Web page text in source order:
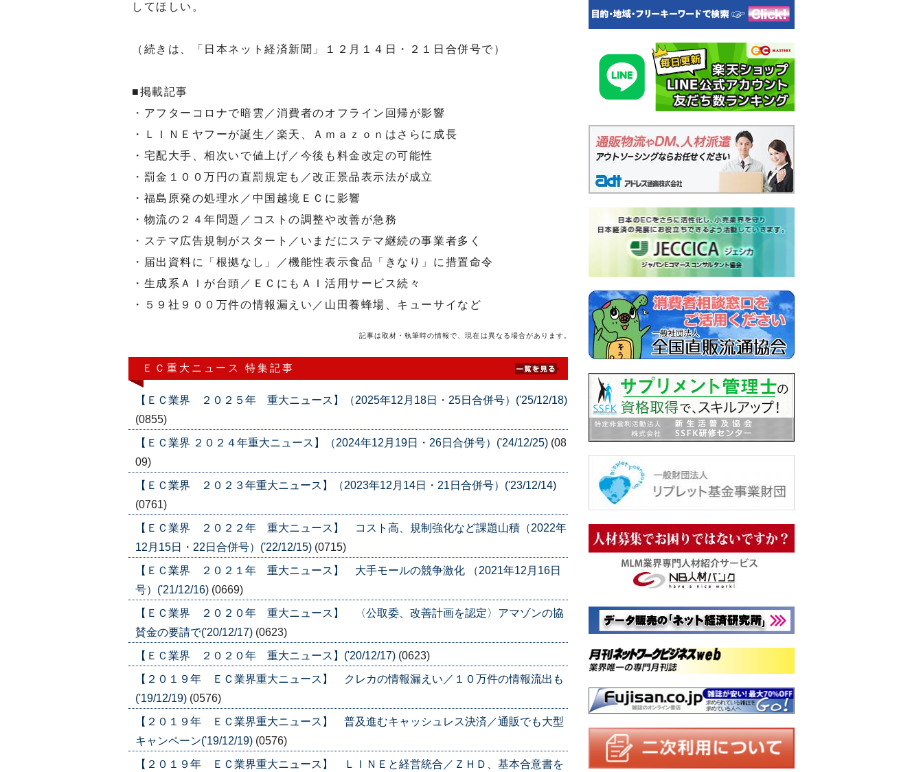
してほしい。
（続きは、「日本ネット経済新聞」１２月１４日・２１日合併号で）
■掲載記事
・アフターコロナで暗雲／消費者のオフライン回帰が影響
・ＬＩＮＥヤフーが誕生／楽天、Ａｍａｚｏｎはさらに成長
・宅配大手、相次いで値上げ／今後も料金改定の可能性
・罰金１００万円の直罰規定も／改正景品表示法が成立
・福島原発の処理水／中国越境ＥＣに影響
・物流の２４年問題／コストの調整や改善が急務
・ステマ広告規制がスタート／いまだにステマ継続の事業者多く
・届出資料に「根拠なし」／機能性表示食品「きなり」に措置命令
・生成系ＡＩが台頭／ＥＣにもＡＩ活用サービス続々
・５９社９００万件の情報漏えい／山田養蜂場、キューサイなど
記事は取材・執筆時の情報で、現在は異なる場合があります。
ＥＣ重大ニュース 特集記事
【ＥＣ業界 ２０２５年 重大ニュース】（2025年12月18日・25日合併号）('25/12/18)
(0855)
【ＥＣ業界 ２０２４年重大ニュース】（2024年12月19日・26日合併号）('24/12/25) (08
09)
【ＥＣ業界 ２０２３年重大ニュース】（2023年12月14日・21日合併号）('23/12/14)
(0761)
【ＥＣ業界 ２０２２年 重大ニュース】 コスト高、規制強化など課題山積（2022年
12月15日・22日合併号）('22/12/15) (0715)
【ＥＣ業界 ２０２１年 重大ニュース】 大手モールの競争激化 （2021年12月16日
号）('21/12/16) (0669)
【ＥＣ業界 ２０２０年 重大ニュース】 〈公取委、改善計画を認定〉アマゾンの協
賛金の要請で('20/12/17) (0623)
【ＥＣ業界 ２０２０年 重大ニュース】('20/12/17) (0623)
【２０１９年 ＥＣ業界重大ニュース】 クレカの情報漏えい／１０万件の情報流出も
('19/12/19) (0576)
【２０１９年 ＥＣ業界重大ニュース】 普及進むキャッシュレス決済／通販でも大型
キャンペーン('19/12/19) (0576)
【２０１９年 ＥＣ業界重大ニュース】 ＬＩＮＥと経営統合／ＺＨＤ、基本合意書を